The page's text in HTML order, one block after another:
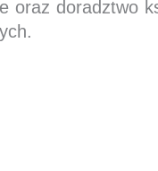
doradztwo